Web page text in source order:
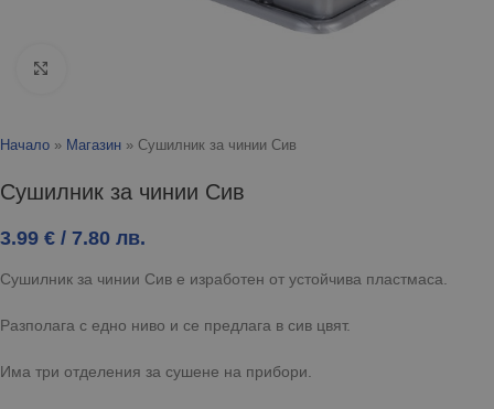
Начало » Магазин » Сушилник за чинии Сив
Сушилник за чинии Сив
3.99 € / 7.80 лв.
Сушилник за чинии Сив е изработен от устойчива пластмаса.
Разполага с едно ниво и се предлага в сив цвят.
Има три отделения за сушене на прибори.